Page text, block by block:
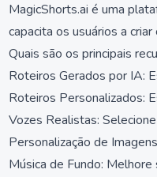
MagicShorts.ai é uma
capacita os usuários a
Quais são os principais
Roteiros Gerados por IA:
Roteiros Personalizados:
Vozes Realistas:
Personalização de
Música de Fundo: